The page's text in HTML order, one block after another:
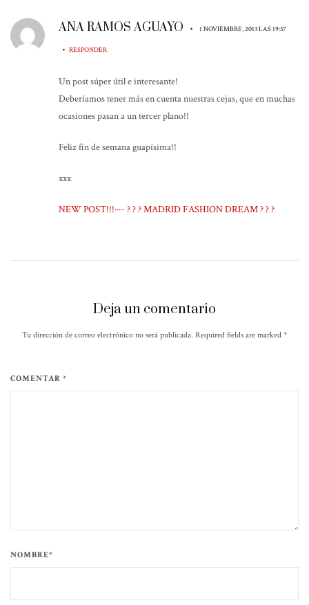
ANA RAMOS AGUAYO • 1 NOVIEMBRE, 2013 LAS 19:37
• RESPONDER
Un post súper útil e interesante!
Deberíamos tener más en cuenta nuestras cejas, que en muchas
ocasiones pasan a un tercer plano!!
Feliz fin de semana guapísima!!
xxx
NEW POST!!!····· ? ? ? MADRID FASHION DREAM ? ? ?
Deja un comentario
Tu dirección de correo electrónico no será publicada. Required fields are marked *
COMENTAR *
NOMBRE*